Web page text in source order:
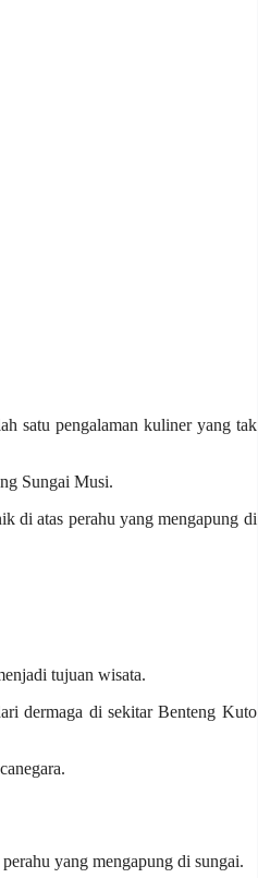
satu pengalaman kuliner yang tak
Sungai Musi.
di atas perahu yang mengapung di
tujuan wisata.
dermaga di sekitar Benteng Kuto
yang mengapung di sungai.